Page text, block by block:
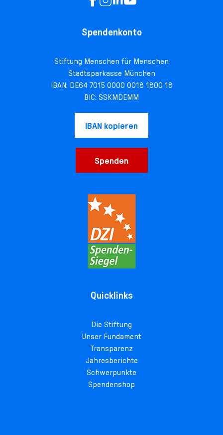
Spendenkonto
Stiftung Menschen für Menschen
Stadtsparkasse München
IBAN: DE64 7015 0000 0018 1800 18
BIC: SSKMDEMM
IBAN kopieren
Spenden
Quicklinks
Die Stiftung
Unser Fundament
Transparenz
Jahresberichte
Schwerpunkte
Spendenshop